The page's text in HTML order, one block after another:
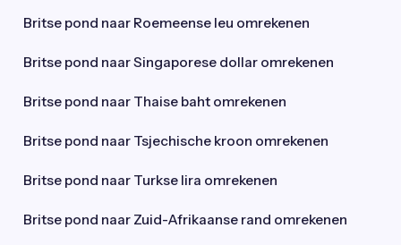
Britse pond naar Roemeense leu omrekenen
Britse pond naar Singaporese dollar omrekenen
Britse pond naar Thaise baht omrekenen
Britse pond naar Tsjechische kroon omrekenen
Britse pond naar Turkse lira omrekenen
Britse pond naar Zuid-Afrikaanse rand omrekenen